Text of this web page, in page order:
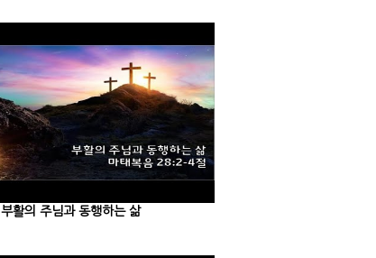
부활의 주님과 동행하는 삶